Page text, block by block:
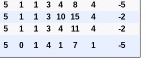
5 1 1 3 4 8 4
-5
5 1 1 3 10 15 4
-2
5 1 1 3 4 11 4
-2
5 0 1 4 1 7 1 -5